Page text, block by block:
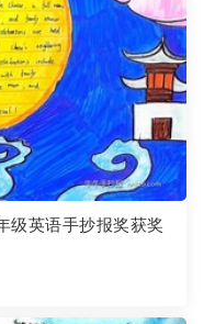
级英语手抄报奖获奖